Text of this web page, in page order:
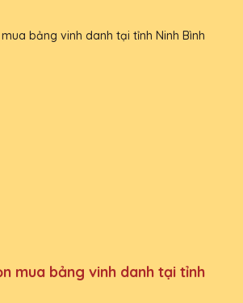
mua bảng vinh danh tại tỉnh